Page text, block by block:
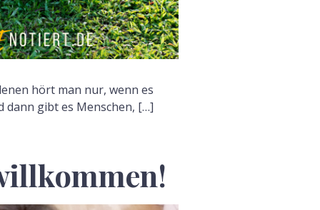
hört man nur, wenn es
dann gibt es Menschen, […]